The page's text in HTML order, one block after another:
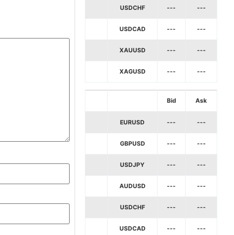
USDCHF --- ---
USDCAD --- ---
XAUUSD --- ---
XAGUSD --- ---
Bid Ask
EURUSD --- ---
GBPUSD --- ---
USDJPY --- ---
AUDUSD --- ---
USDCHF --- ---
USDCAD --- ---